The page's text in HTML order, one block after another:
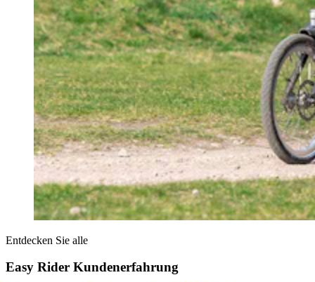
Entdecken Sie alle
Easy Rider Kundenerfahrung